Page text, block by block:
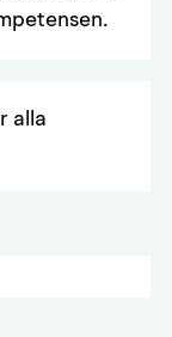
alla